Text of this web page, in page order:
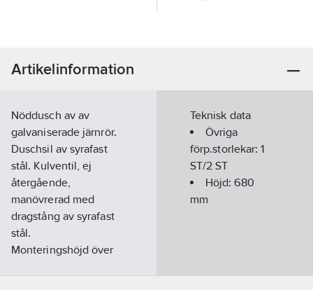
Artikelinformation
Nöddusch av av
galvaniserade järnrör.
Duschsil av syrafast
stål. Kulventil, ej
återgående,
manövrerad med
dragstång av syrafast
stål.
Monteringshöjd över
Teknisk data
Övriga
förp.storlekar:1
ST/2 ST
Höjd:680
mm